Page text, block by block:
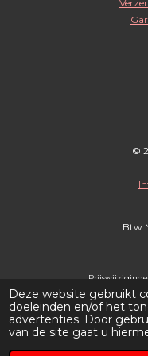
Deze website gebruikt
doeleinden en/of het
advertenties. Door
van de site gaat u
g
©
Btw